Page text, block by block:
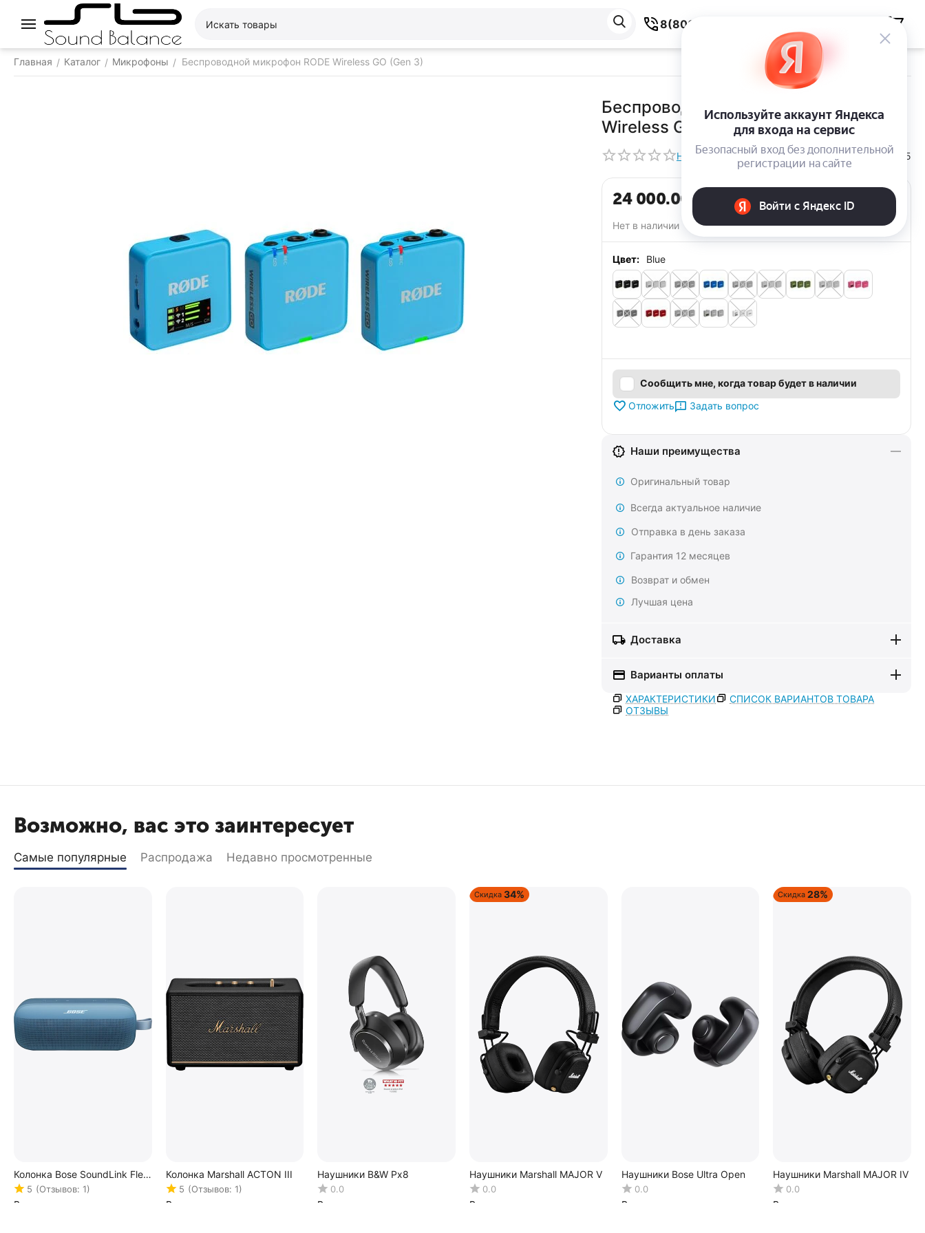
8(800) 550-59-38
Главная / Каталог / Микрофоны / Беспроводной микрофон RODE Wireless GO (Gen 3)
Беспроводной микрофон RODE
Wireless GO (Gen 3) Blue
Написать отзыв КОД: 156235
24 000.00 Р
Нет в наличии
Цвет: Blue
Сообщить мне, когда товар будет в наличии
Отложить
Задать вопрос
Наши преимущества
Оригинальный товар
Всегда актуальное наличие
Отправка в день заказа
Гарантия 12 месяцев
Возврат и обмен
Лучшая цена
Доставка
Варианты оплаты
ХАРАКТЕРИСТИКИ
СПИСОК ВАРИАНТОВ ТОВАРА
ОТЗЫВЫ
Возможно, вас это заинтересует
Самые популярные Распродажа Недавно просмотренные
Колонка Bose SoundLink Flex
(2nd Gen)
5 (Отзывов: 1)
В наличии
Колонка Marshall ACTON III
5 (Отзывов: 1)
В наличии
Наушники B&W Px8
0.0
В наличии
Скидка 34%
Наушники Marshall MAJOR V
0.0
В наличии
Наушники Bose Ultra Open
0.0
В наличии
Скидка 28%
Наушники Marshall MAJOR IV
0.0
В наличии